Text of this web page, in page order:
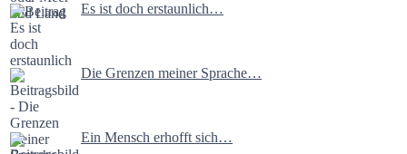
Es ist doch erstaunlich…
Die Grenzen meiner Sprache…
Ein Mensch erhofft sich…